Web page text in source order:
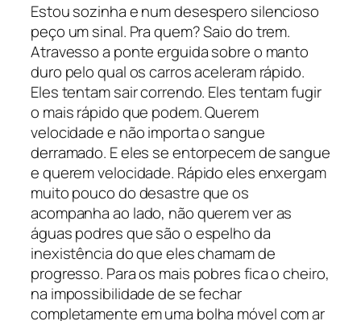
Estou sozinha e num desespero silencioso
peço um sinal. Pra quem? Saio do trem.
Atravesso a ponte erguida sobre o manto
duro pelo qual os carros aceleram rápido.
Eles tentam sair correndo. Eles tentam fugir
o mais rápido que podem. Querem
velocidade e não importa o sangue
derramado. E eles se entorpecem de sangue
e querem velocidade. Rápido eles enxergam
muito pouco do desastre que os
acompanha ao lado, não querem ver as
águas podres que são o espelho da
inexistência do que eles chamam de
progresso. Para os mais pobres fica o cheiro,
na impossibilidade de se fechar
completamente em uma bolha móvel com ar